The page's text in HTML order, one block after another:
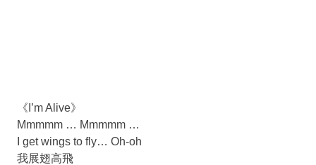
《I’m Alive》
Mmmmm … Mmmmm …
I get wings to fly… Oh-oh
我展翅高飛